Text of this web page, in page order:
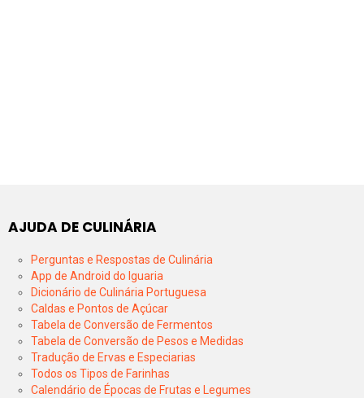
AJUDA DE CULINÁRIA
Perguntas e Respostas de Culinária
App de Android do Iguaria
Dicionário de Culinária Portuguesa
Caldas e Pontos de Açúcar
Tabela de Conversão de Fermentos
Tabela de Conversão de Pesos e Medidas
Tradução de Ervas e Especiarias
Todos os Tipos de Farinhas
Calendário de Épocas de Frutas e Legumes